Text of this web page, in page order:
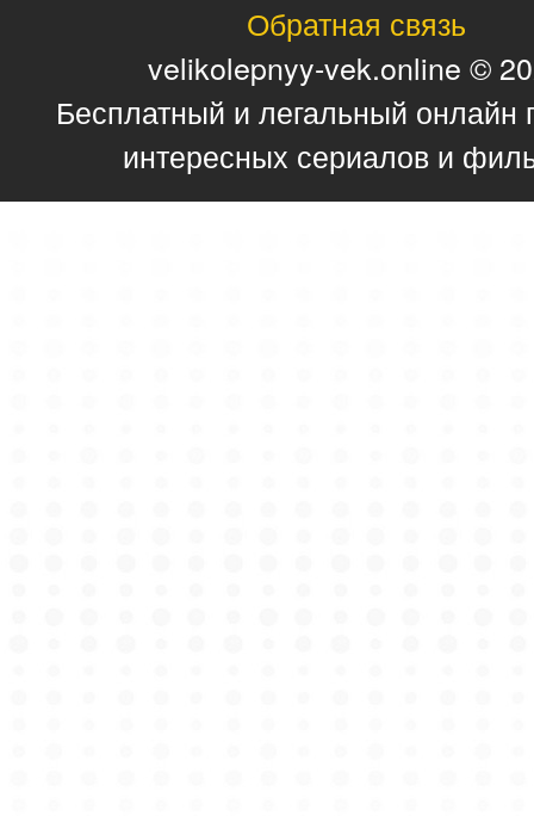
Обратная связь
velikolepnyy-vek.online ©
Бесплатный и легальный онлайн
интересных сериалов и